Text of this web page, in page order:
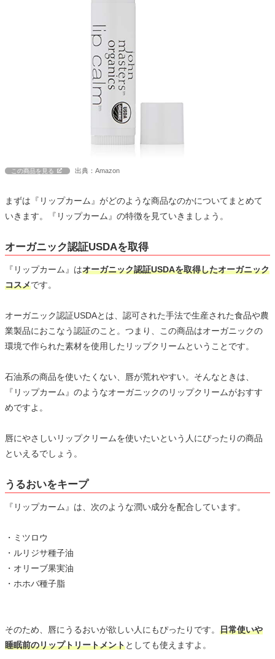
この商品を見る 出典：Amazon
まずは『リップカーム』がどのような商品なのかについてまとめて
いきます。『リップカーム』の特徴を見ていきましょう。
オーガニック認証USDAを取得
『リップカーム』はオーガニック認証USDAを取得したオーガニック
コスメです。
オーガニック認証USDAとは、認可された手法で生産された食品や農
業製品におこなう認証のこと。つまり、この商品はオーガニックの
環境で作られた素材を使用したリップクリームということです。
石油系の商品を使いたくない、唇が荒れやすい。そんなときは、
『リップカーム』のようなオーガニックのリップクリームがおすす
めですよ。
唇にやさしいリップクリームを使いたいという人にぴったりの商品
といえるでしょう。
うるおいをキープ
『リップカーム』は、次のような潤い成分を配合しています。
・ミツロウ
・ルリジサ種子油
・オリーブ果実油
・ホホバ種子脂
そのため、唇にうるおいが欲しい人にもぴったりです。 日常使いや
睡眠前のリップトリートメントとしても使えますよ。